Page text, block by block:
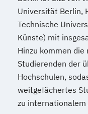
Universität Berlin,
Technische
Künste) mit
Hinzu kommen
Studierenden der
Hochschulen,
weitgefächertes
zu